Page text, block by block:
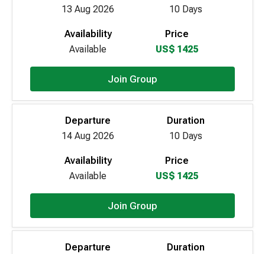
13 Aug 2026
10 Days
Availability
Available
Price
US$ 1425
Join Group
Departure
14 Aug 2026
Duration
10 Days
Availability
Available
Price
US$ 1425
Join Group
Departure
Duration